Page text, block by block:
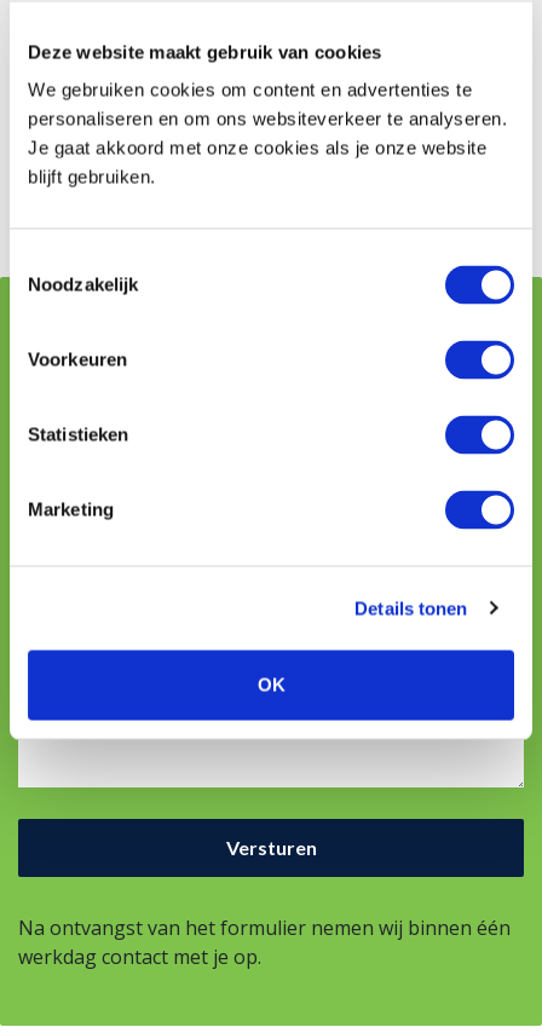
Deze website maakt gebruik van cookies
We gebruiken cookies om content en advertenties te
personaliseren en om ons websiteverkeer te analyseren.
Je gaat akkoord met onze cookies als je onze website
blijft gebruiken.
Noodzakelijk
Voorkeuren
Statistieken
Marketing
Details tonen
OK
belangrijkste gegevens direct in ons bezit en kunnen
snel met een voorstel komen.
Premie berekenen
Telefoon
Na ontvangst van het formulier nemen wij binnen één
werkdag contact met je op.